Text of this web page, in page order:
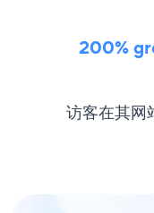
200%
访客在其网